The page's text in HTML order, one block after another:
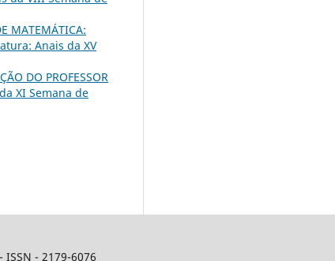
MATEMÁTICA:
Anais da XV
DO PROFESSOR
XI Semana de
- 2179-6076